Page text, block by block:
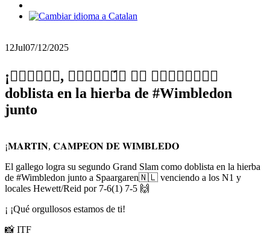
12Jul07/12/2025
¡𝐌𝐀𝐑𝐓𝐈𝐍, 𝐂𝐀𝐌𝐏𝐄𝐎́𝐍 𝐃𝐄 𝐖𝐈𝐌𝐁𝐋𝐄𝐃𝎐
doblista en la hierba de #Wimbledon
junto
¡𝐌𝐀𝐑𝐓𝐈𝐍, 𝐂𝐀𝐌𝐏𝐄𝐎́𝐍 𝐃𝐄 𝐖𝐈𝐌𝐁𝐋𝐄𝐃𝐎
El gallego logra su segundo Grand Slam como doblista en la hierba
de #Wimbledon junto a Spaargaren🇳🇱 venciendo a los N1 y
locales Hewett/Reid por 7-6(1) 7-5 🙌
¡ ¡Qué orgullosos estamos de ti!
📸 ITF